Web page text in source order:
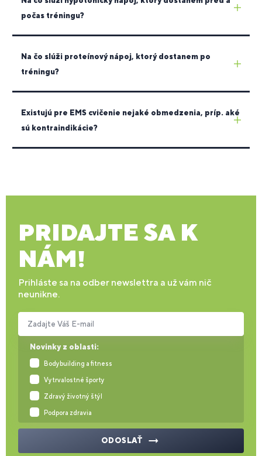
počas tréningu?
Na čo slúži proteínový nápoj, ktorý dostanem po
tréningu?
Existujú pre EMS cvičenie nejaké obmedzenia, príp. aké
sú kontraindikácie?
PRIDAJTE SA K
NÁM!
Prihláste sa na odber newslettra a už vám nič
neunikne.
Novinky z oblasti:
Bodybuilding a fitness
Vytrvalostné športy
Zdravý životný štýl
Podpora zdravia
Zadajte Váš E-mail
ODOSLAŤ